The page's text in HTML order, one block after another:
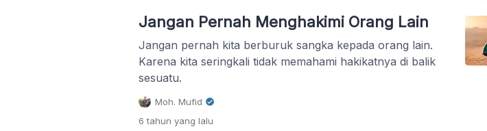
Jangan Pernah Menghakimi Orang Lain
Jangan pernah kita berburuk sangka kepada orang lain.
Karena kita seringkali tidak memahami hakikatnya di balik
sesuatu.
Moh. Mufid
6 tahun yang lalu